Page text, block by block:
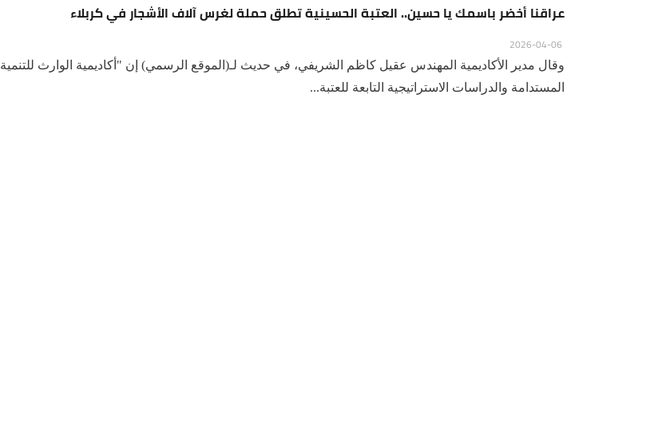
عراقنا أخضر باسمك يا حسين.. العتبة الحسينية تطلق حملة لغرس آلاف الأشجار في كربلاء
وقال مدير الأكاديمية المهندس عقيل كاظم الشريفي، في حديث لـ(الموقع الرسمي) إن "أكاديمية الوارث للتنمية
المستدامة والدراسات الاستراتيجية التابعة للعتبة...